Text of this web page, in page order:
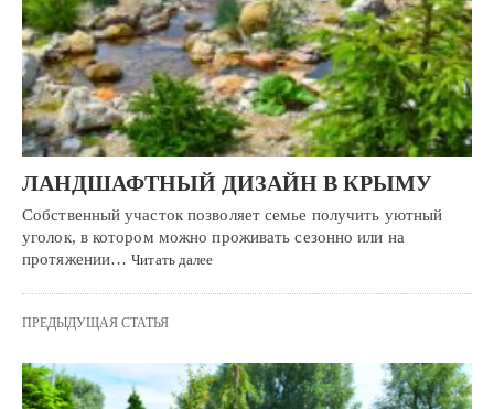
ЛАНДШАФТНЫЙ ДИЗАЙН В КРЫМУ
Собственный участок позволяет семье получить уютный
уголок, в котором можно проживать сезонно или на
протяжении…Читать далее
ПРЕДЫДУЩАЯ СТАТЬЯ